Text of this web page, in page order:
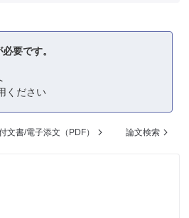
要です。
ください
文書/電子添文（PDF） 論文検索